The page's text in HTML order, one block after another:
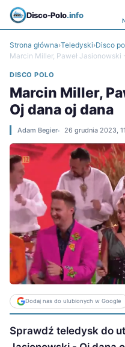
Disco-Polo.info
Strona główna›Teledyski›Disco
Marcin Miller, Paweł Jasionowski
DISCO POLO
Marcin Miller,
Oj dana oj dana
Adam Begier 26 grudnia 2023,
Dodaj nas do ulubionych w Google
Sprawdź teledysk do